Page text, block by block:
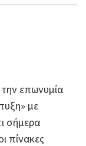
επωνυμία
με
σήμερα
πίνακες